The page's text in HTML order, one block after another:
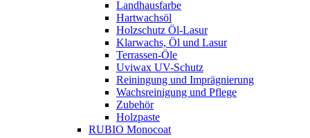
Landhausfarbe
Hartwachsöl
Holzschutz Öl-Lasur
Klarwachs, Öl und Lasur
Terrassen-Öle
Uviwax UV-Schutz
Reiningung und Imprägnierung
Wachsreinigung und Pflege
Zubehör
Holzpaste
RUBIO Monocoat